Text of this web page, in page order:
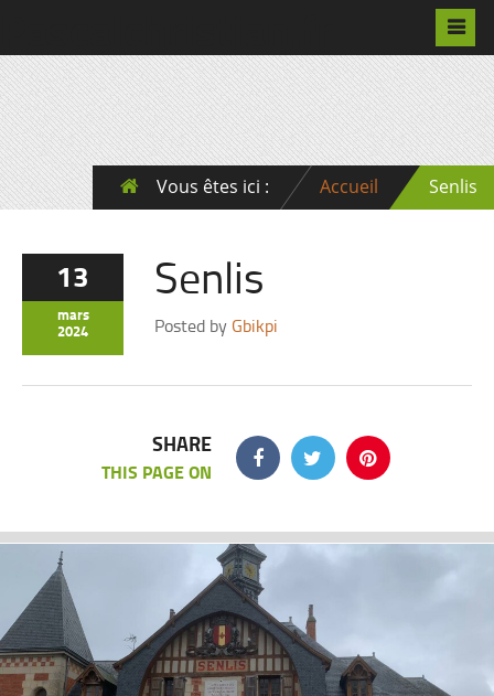
Vous êtes ici : Accueil Senlis
13
mars
2024
Senlis
Posted by Gbikpi
SHARE
THIS PAGE ON